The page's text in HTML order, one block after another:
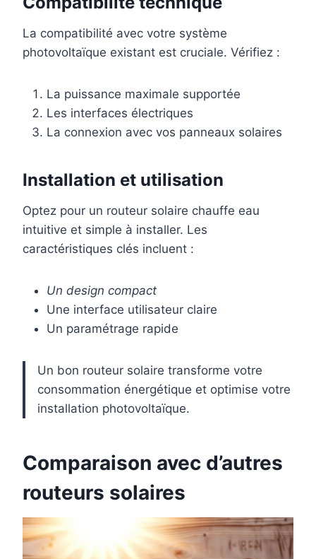
La compatibilité avec votre système
photovoltaïque existant est cruciale. Vérifiez :
La puissance maximale supportée
Les interfaces électriques
La connexion avec vos panneaux solaires
Installation et utilisation
Optez pour un routeur solaire chauffe eau
intuitive et simple à installer. Les
caractéristiques clés incluent :
Un design compact
Une interface utilisateur claire
Un paramétrage rapide
Un bon routeur solaire transforme votre
consommation énergétique et optimise votre
installation photovoltaïque.
Comparaison avec d’autres
routeurs solaires